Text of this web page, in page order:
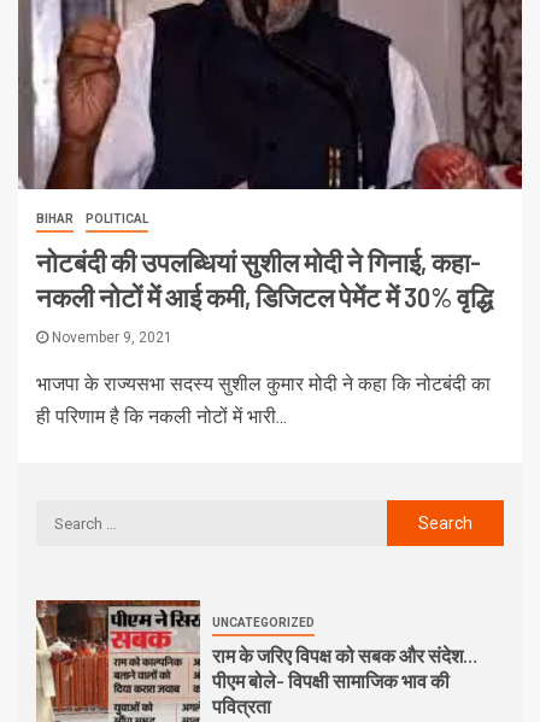
BIHAR POLITICAL
नोटबंदी की उपलब्धियां सुशील मोदी ने गिनाई, कहा-
नकली नोटों में आई कमी, डिजिटल पेमेंट में 30% वृद्धि
November 9, 2021
भाजपा के राज्यसभा सदस्य सुशील कुमार मोदी ने कहा कि नोटबंदी का
ही परिणाम है कि नकली नोटों में भारी...
UNCATEGORIZED
राम के जरिए विपक्ष को सबक और संदेश…
पीएम बोले- विपक्षी सामाजिक भाव की
पवित्रता